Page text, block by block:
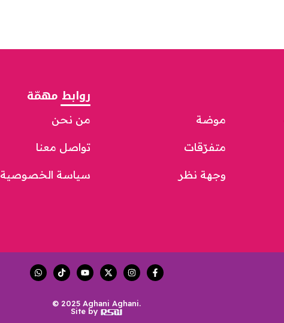
موضة
متفرّقات
وجهة نظر
روابط مهمّة
من نحن
تواصل معنا
سياسة الخصوصية
© 2025 Aghani Aghani.
Site by